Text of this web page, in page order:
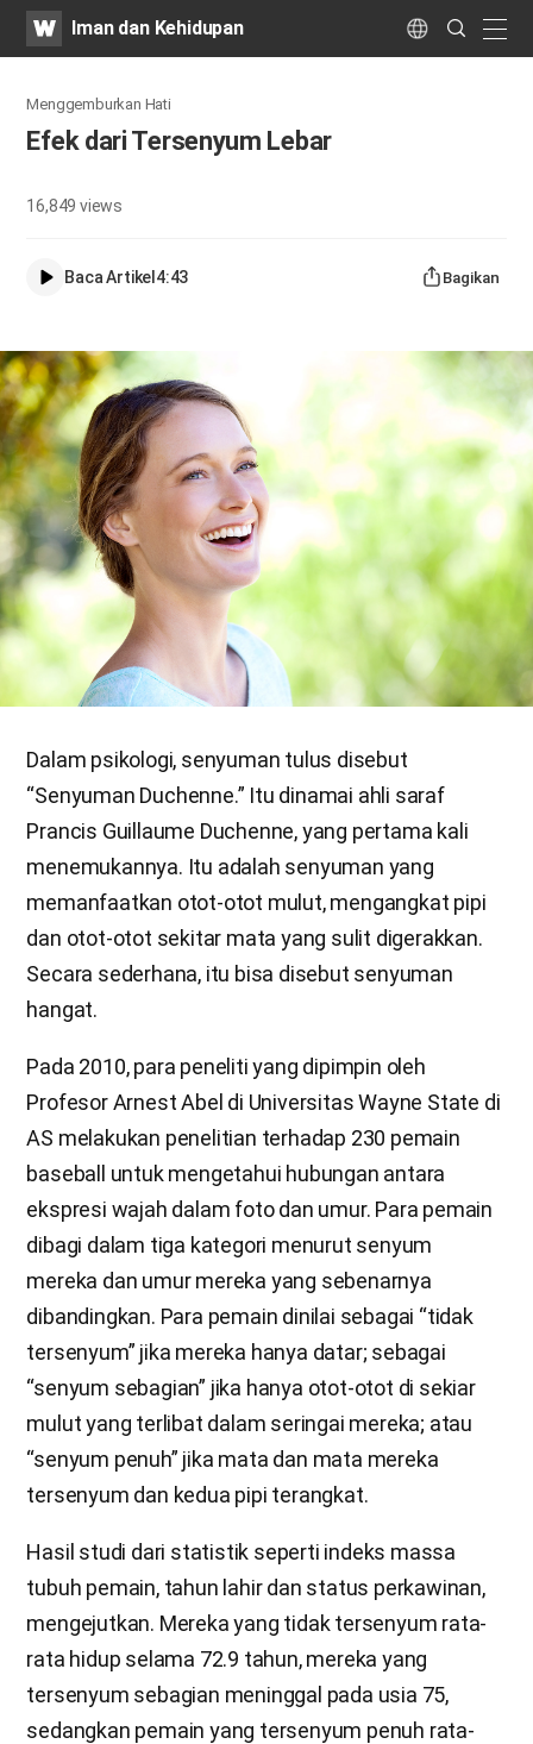
WATVIman dan Kehidupan Language
Search
Submit
Menggemburkan Hati
Efek dari Tersenyum Lebar
16,849views
Baca Artikel4:43 Bagikan
Dalam psikologi, senyuman tulus disebut
“Senyuman Duchenne.” Itu dinamai ahli saraf
Prancis Guillaume Duchenne, yang pertama kali
menemukannya. Itu adalah senyuman yang
memanfaatkan otot-otot mulut, mengangkat pipi
dan otot-otot sekitar mata yang sulit digerakkan.
Secara sederhana, itu bisa disebut senyuman
hangat.
Pada 2010, para peneliti yang dipimpin oleh
Profesor Arnest Abel di Universitas Wayne State di
AS melakukan penelitian terhadap 230 pemain
baseball untuk mengetahui hubungan antara
ekspresi wajah dalam foto dan umur. Para pemain
dibagi dalam tiga kategori menurut senyum
mereka dan umur mereka yang sebenarnya
dibandingkan. Para pemain dinilai sebagai “tidak
tersenyum” jika mereka hanya datar; sebagai
“senyum sebagian” jika hanya otot-otot di sekiar
mulut yang terlibat dalam seringai mereka; atau
“senyum penuh” jika mata dan mata mereka
tersenyum dan kedua pipi terangkat.
Hasil studi dari statistik seperti indeks massa
tubuh pemain, tahun lahir dan status perkawinan,
mengejutkan. Mereka yang tidak tersenyum rata-
rata hidup selama 72.9 tahun, mereka yang
tersenyum sebagian meninggal pada usia 75,
sedangkan pemain yang tersenyum penuh rata-